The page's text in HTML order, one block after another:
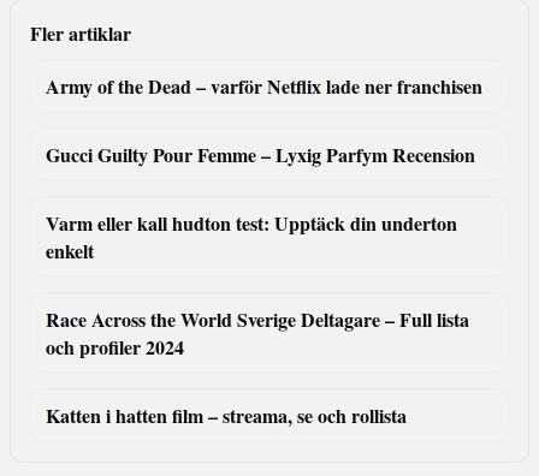
Fler artiklar
Army of the Dead – varför Netflix lade ner franchisen
Gucci Guilty Pour Femme – Lyxig Parfym Recension
Varm eller kall hudton test: Upptäck din underton
enkelt
Race Across the World Sverige Deltagare – Full lista
och profiler 2024
Katten i hatten film – streama, se och rollista